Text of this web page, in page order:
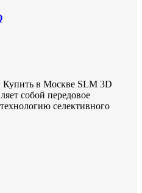
в Москве SLM 3D
собой передовое
селективного